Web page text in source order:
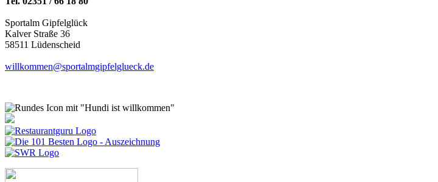
Sportalm Gipfelglück
Kalver Straße 36
58511 Lüdenscheid
willkommen@sportalmgipfelglueck.de